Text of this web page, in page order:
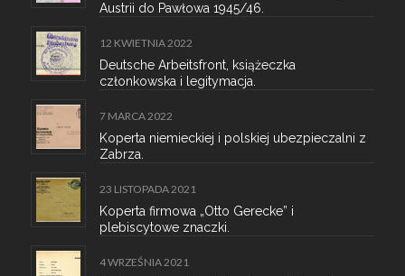
Austrii do Pawłowa 1945/46.
12 KWIETNIA 2022
Deutsche Arbeitsfront, książeczka
członkowska i legitymacja.
7 MARCA 2022
Koperta niemieckiej i polskiej ubezpieczalni z
Zabrza.
23 LISTOPADA 2021
Koperta firmowa „Otto Gerecke” i
plebiscytowe znaczki.
4 WRZEŚNIA 2021